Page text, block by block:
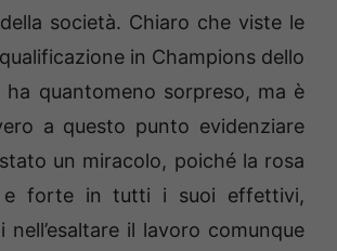
società. Chiaro che viste le
in Champions dello
ha quantomeno sorpreso, ma è
a questo punto evidenziare
un miracolo, poiché la rosa
e forte in tutti i suoi effettivi,
nell’esaltare il lavoro comunque